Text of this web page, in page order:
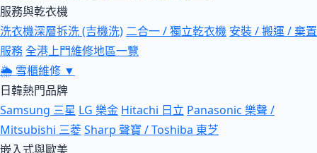
服務與乾衣機
洗衣機深層拆洗 (吉機洗) 二合一 / 獨立乾衣機 安裝 / 搬運 / 棄置
服務全港上門維修地區一覽
🌦 雪櫃維修 ▼
日韓熱門品牌
Samsung 三星 LG 樂金 Hitachi 日立 Panasonic 樂聲 /
Mitsubishi 三菱Sharp 聲寶 / Toshiba 東芝
嵌入式與歐美